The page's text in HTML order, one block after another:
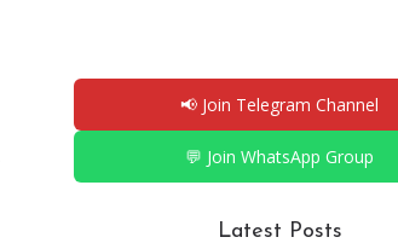
📢 Join Telegram Channel
💬 Join WhatsApp Group
Latest Posts